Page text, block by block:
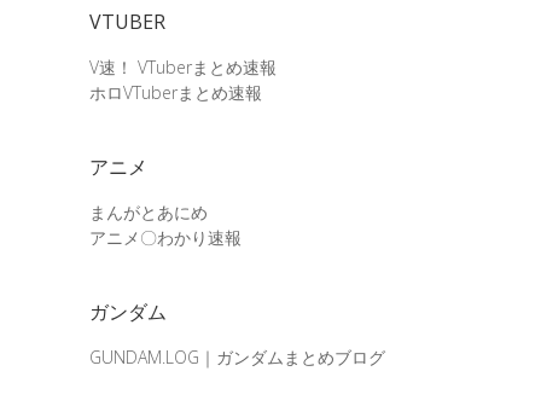
VTUBER
V速！ VTuberまとめ速報
ホロVTuberまとめ速報
アニメ
まんがとあにめ
アニメ〇わかり速報
ガンダム
GUNDAM.LOG｜ガンダムまとめブログ